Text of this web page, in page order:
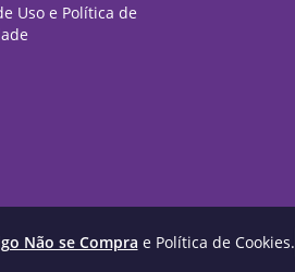
Não se Compra e Política de Cookies.
Uso e Política de